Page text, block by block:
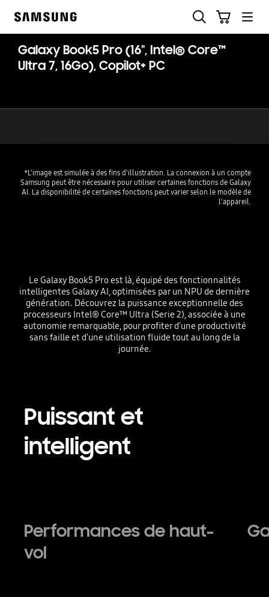
Galaxy Book5 Pro (16", Intel® Core™
Ultra 7, 16Go), Copilot+ PC
*L'image est simulée à des fins d'illustration. La connexion à un compte
Samsung peut être nécessaire pour utiliser certaines fonctions de Galaxy
AI. La disponibilité de certaines fonctions peut varier selon le modèle de
l'appareil.
Le Galaxy Book5 Pro est là, équipé des fonctionnalités
intelligentes Galaxy AI, optimisées par un NPU de dernière
génération. Découvrez la puissance exceptionnelle des
processeurs Intel® Core™ Ultra (Serie 2), associée à une
autonomie remarquable, pour profiter d'une productivité
sans faille et d'une utilisation fluide tout au long de la
journée.
Puissant et
intelligent
Performances de haut-
vol